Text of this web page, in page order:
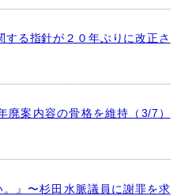
る指針が２０年ぶりに改正さ
廃案内容の骨格を維持（3/7）
。』〜杉田水脈議員に謝罪を求